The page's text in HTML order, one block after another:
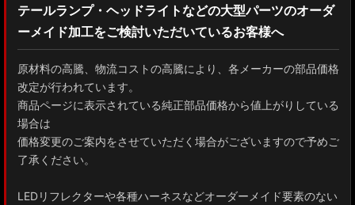
テールランプ・ヘッドライトなどの大型パーツのオーダ
ーメイド加工をご検討いただいているお客様へ
原材料の高騰、物流コストの高騰により、各メーカーの部品価格
改定が行われています。
商品ページに表示されている純正部品価格から値上がりしている
場合は
価格変更のご案内をさせていただく場合がございますので予めご
了承ください。
LEDリフレクターや各種ハーネスなどオーダーメイド要素のない